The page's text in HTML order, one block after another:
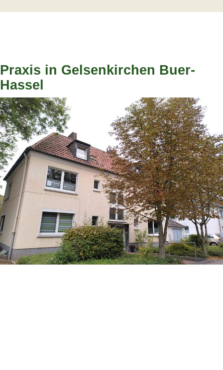
Praxis in Gelsenkirchen Buer-
Hassel